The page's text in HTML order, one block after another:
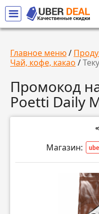
Главное меню/
Чай, кофе, какао /
Промокод
Poetti Daily
Магазин: